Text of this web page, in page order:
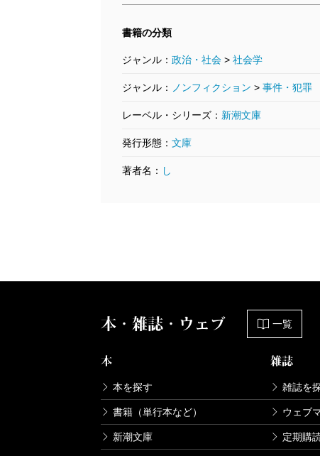
書籍の分類
ジャンル： 政治・社会 > 社会学
ジャンル： ノンフィクション > 事件・犯罪
レーベル・シリーズ： 新潮文庫
発行形態： 文庫
著者名： し
本・雑誌・ウェブ 一覧
本
本を探す
書籍（単行本など）
新潮文庫
雑誌
雑誌を
ウェブ
定期購